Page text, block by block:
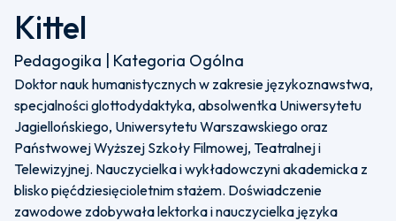
Kittel
Pedagogika | Kategoria Ogólna
Doktor nauk humanistycznych w zakresie językoznawstwa,
specjalności glottodydaktyka, absolwentka Uniwersytetu
Jagiellońskiego, Uniwersytetu Warszawskiego oraz
Państwowej Wyższej Szkoły Filmowej, Teatralnej i
Telewizyjnej. Nauczycielka i wykładowczyni akademicka z
blisko pięćdziesięcioletnim stażem. Doświadczenie
zawodowe zdobywała lektorka i nauczycielka języka